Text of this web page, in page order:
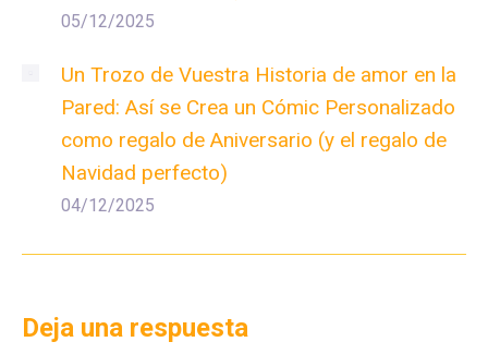
05/12/2025
Un Trozo de Vuestra Historia de amor en la
Pared: Así se Crea un Cómic Personalizado
como regalo de Aniversario (y el regalo de
Navidad perfecto)
04/12/2025
Deja una respuesta